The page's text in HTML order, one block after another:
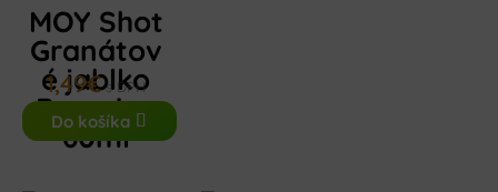
MOY Shot
Granátov
é jablko
Brusnica
60ml
1,49€s DPH
Do košíka